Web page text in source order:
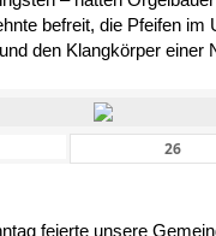
befreit, die Pfeifen
den Klangkörper einer
feierte unsere